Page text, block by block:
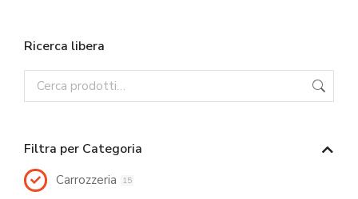
Ricerca libera
Filtra per Categoria
Carrozzeria 15